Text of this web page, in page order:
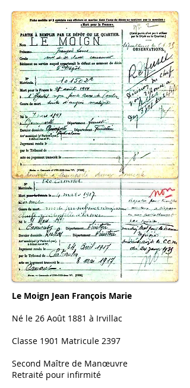
Le Moign Jean François Marie
Né le 26 Août 1881 à Irvillac
Classe 1901 Matricule 2397
Second Maître de Manœuvre
Retraité pour infirmité